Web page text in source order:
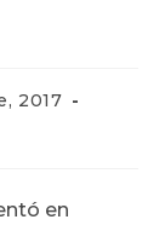
2017
en